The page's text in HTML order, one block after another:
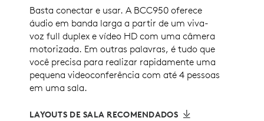
Basta conectar e usar. A BCC950 oferece
áudio em banda larga a partir de um viva-
voz full duplex e vídeo HD com uma câmera
motorizada. Em outras palavras, é tudo que
você precisa para realizar rapidamente uma
pequena videoconferência com até 4 pessoas
em uma sala.
LAYOUTS DE SALA RECOMENDADOS